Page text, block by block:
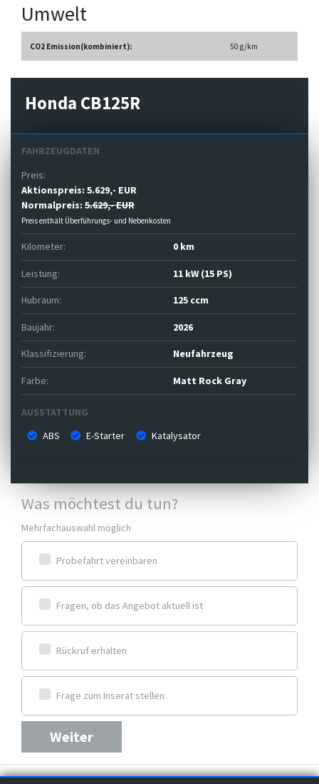
Umwelt
CO2 Emission(kombiniert): 50 g/km
Honda CB125R
FAHRZEUGDATEN
Preis:
Aktionspreis: 5.629,- EUR
Normalpreis: 5.629,- EUR
Preis enthält Überführungs- und Nebenkosten
Kilometer: 0 km
Leistung: 11 kW (15 PS)
Hubraum: 125 ccm
Baujahr: 2026
Klassifizierung: Neufahrzeug
Farbe: Matt Rock Gray
AUSSTATTUNG
ABS
E-Starter Katalysator
Was möchtest du tun?
Mehrfachauswahl möglich
Probefahrt vereinbaren
Fragen, ob das Angebot aktuell ist
Rückruf erhalten
Frage zum Inserat stellen
Weiter